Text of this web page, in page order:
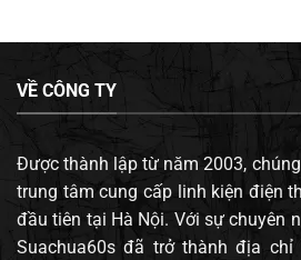
VỀ CÔNG TY
Được thành lập từ năm 2003,
trung tâm cung cấp linh kiện điện
đầu tiên tại Hà Nội. Với sự chuyên
Suachua60s đã trở thành địa chỉ